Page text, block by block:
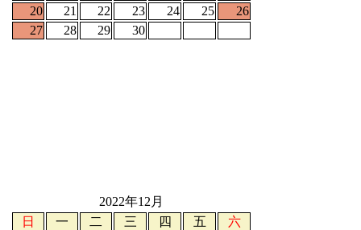
20
21 22 23 24 25
26
27
28 29 30
2022年12月
日
一 二 三 四 五
六